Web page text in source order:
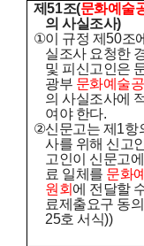
제51조(문화예술
의 사실조사)
①이 규정 제50조
실조사 요청한
및 피신고인은
광부 문화예술
의 사실조사에
여야 한다.
②신문고는 제 1항
사를 위해 신고
고인이 신문고
료 일체를 문화
원회 에 전달할
료제출요구 동
25호 서식))